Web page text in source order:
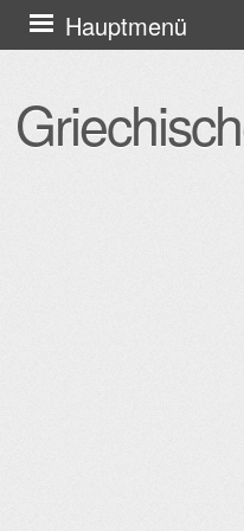
Hauptmenü
Zum
Inhalt